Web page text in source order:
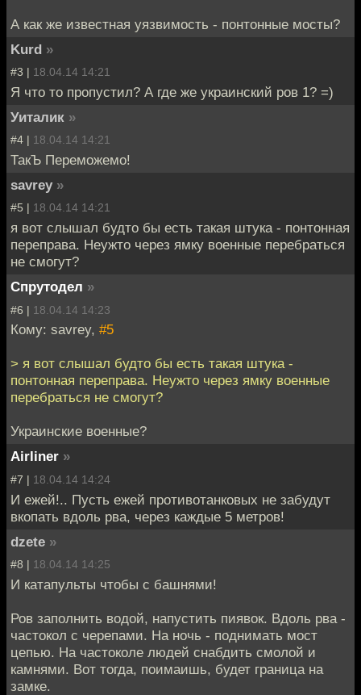
А как же известная уязвимость - понтонные мосты?
Kurd »
#3 | 18.04.14 14:21
Я что то пропустил? А где же украинский ров 1? =)
Уиталик »
#4 | 18.04.14 14:21
ТакЪ Переможемо!
savrey »
#5 | 18.04.14 14:21
я вот слышал будто бы есть такая штука - понтонная
переправа. Неужто через ямку военные перебраться
не смогут?
Спрутодел »
#6 | 18.04.14 14:23
Кому: savrey, #5
> я вот слышал будто бы есть такая штука -
понтонная переправа. Неужто через ямку военные
перебраться не смогут?
Украинские военные?
Airliner »
#7 | 18.04.14 14:24
И ежей!.. Пусть ежей противотанковых не забудут
вкопать вдоль рва, через каждые 5 метров!
dzete »
#8 | 18.04.14 14:25
И катапульты чтобы с башнями!
Ров заполнить водой, напустить пиявок. Вдоль рва -
частокол с черепами. На ночь - поднимать мост
цепью. На частоколе людей снабдить смолой и
камнями. Вот тогда, поимаишь, будет граница на
замке.